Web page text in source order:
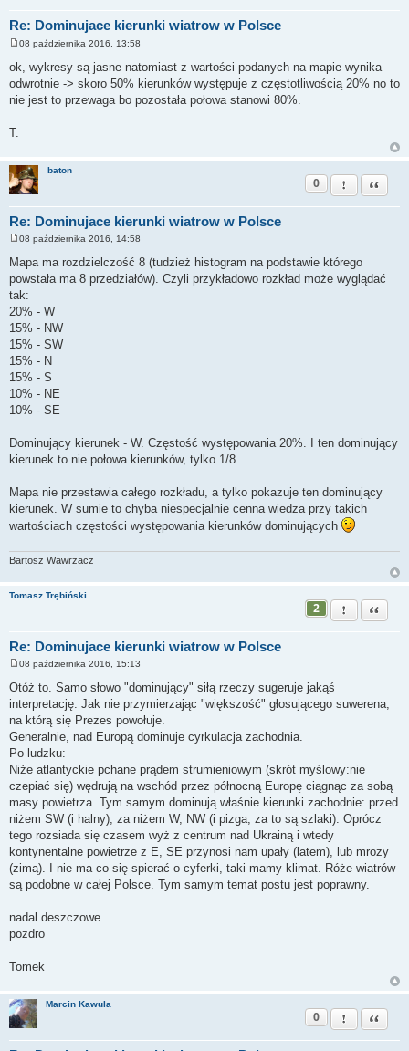
Re: Dominujace kierunki wiatrow w Polsce
s
t
08 października 2016, 13:58
ok, wykresy są jasne natomiast z wartości podanych na mapie wynika
odwrotnie -> skoro 50% kierunków występuje z częstotliwością 20% no to
nie jest to przewaga bo pozostała połowa stanowi 80%.
T.
baton
Re: Dominujace kierunki wiatrow w Polsce
0 Zgłoś ten post
Cytuj
s
t
08 października 2016, 14:58
Mapa ma rozdzielczość 8 (tudzież histogram na podstawie którego
powstała ma 8 przedziałów). Czyli przykładowo rozkład może wyglądać
tak:
20% - W
15% - NW
15% - SW
15% - N
15% - S
10% - NE
10% - SE
Dominujący kierunek - W. Częstość występowania 20%. I ten dominujący
kierunek to nie połowa kierunków, tylko 1/8.
Mapa nie przestawia całego rozkładu, a tylko pokazuje ten dominujący
kierunek. W sumie to chyba niespecjalnie cenna wiedza przy takich
wartościach częstości występowania kierunków dominujących
Bartosz Wawrzacz
Tomasz Trębiński
Re: Dominujace kierunki wiatrow w Polsce
2 Zgłoś ten post
Cytuj
o
s
t
08 października 2016, 15:13
Otóż to. Samo słowo "dominujący" siłą rzeczy sugeruje jakąś
interpretację. Jak nie przymierzając "większość" głosującego suwerena,
na którą się Prezes powołuje.
Generalnie, nad Europą dominuje cyrkulacja zachodnia.
Po ludzku:
Niże atlantyckie pchane prądem strumieniowym (skrót myślowy:nie
czepiać się) wędrują na wschód przez północną Europę ciągnąc za sobą
masy powietrza. Tym samym dominują właśnie kierunki zachodnie: przed
niżem SW (i halny); za niżem W, NW (i pizga, za to są szlaki). Oprócz
tego rozsiada się czasem wyż z centrum nad Ukrainą i wtedy
kontynentalne powietrze z E, SE przynosi nam upały (latem), lub mrozy
(zimą). I nie ma co się spierać o cyferki, taki mamy klimat. Róże wiatrów
są podobne w całej Polsce. Tym samym temat postu jest poprawny.
nadal deszczowe
pozdro
Tomek
Marcin Kawula
0 Zgłoś ten post
Cytuj